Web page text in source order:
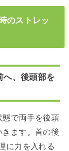
のストレッ
へ、後頭部を
で両手を後頭
ます。首の後
に力を入れる